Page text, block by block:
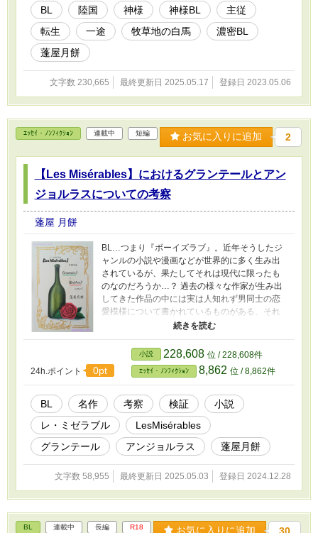
くなり、側仕えの白馬に対して特別な想いを寄せていった牧草地の
神。 しかしそれは牧草地の神だけではなく、白馬の方も同じく
特別な想いを牧草地の神に対して抱いていた。 互いに想いを寄
せつつ主従として過ごしていた2人。だが、そんなある日のこと。
神々に仕える生き物達は突然神々と言葉を交わせるようになり、な
んと神や人と同じ姿をとれるようにもなった。 人々が更に増
え、陸国が大きくなると同時に側仕えの生き物達がわずかに神力を
もち始めたのだ。 しかし、それだけでは不完全で時々元の姿に
戻ってしまう生き物達。 完全な神格を得るためには【人として
30年生きること】が必要だということが分かり、白馬もそのために
牧草地の神から離れることになる。 陸国の人間として転生する
白馬を見送った牧草地の神は、それからある行動に出た…。 「必
ずおそばに戻ります。どうか、どうかまた会う日まで…お元気で」
BL 陸国 神様 神様BL
主従
転生
一途 牧草地の白馬
濃密BL
蓬屋月餅
文字数 230,665 最終更新日 2025.05.17 登録日 2023.05.06
ｴｯｾｲ・ﾉﾝﾌｨｸｼｮﾝ 連載中 短編 お気に入りに追加 2
【Les Misérables】におけるグランテールとアン
ジョルラスについての考察
蓬屋 月餅
BL…つまり『ボーイズラブ』。近年そうしたジ
ャンルの小説や漫画などが世界的に多く生み出
されているが、果たしてそれは現代に限ったも
のなのだろうか…？ 過去の様々な作家が生み出
してきた作品の中には実は人知れず男同士の恋
愛模様について書かれているものがある、それ
は誰もが知る【名作】においても同じだ。 そこ
何も現代の作品に限ったものなどではないのだ
ということをお伝えするべく、蓬屋は【あの名
作】の作中にて描写されているBL要素について
の考察を書き連ねることにした。 この考察を最
後まで読んだなら…きっとその【名作】に対す
るあなたの見方は大きく変わるに違いない。
24h.ポイント 0pt
小説 228,608 位 / 228,608件
ｴｯｾｲ・ﾉﾝﾌｨｸｼｮﾝ 8,862 位 / 8,862件
BL 名作 考察 検証
小説
レ・ミゼラブル
LesMisérables
グランテール
アンジョルラス 蓬屋月餅
文字数 58,955 最終更新日 2025.05.03 登録日 2024.12.28
BL 連載中 長編 R18 お気に入りに追加